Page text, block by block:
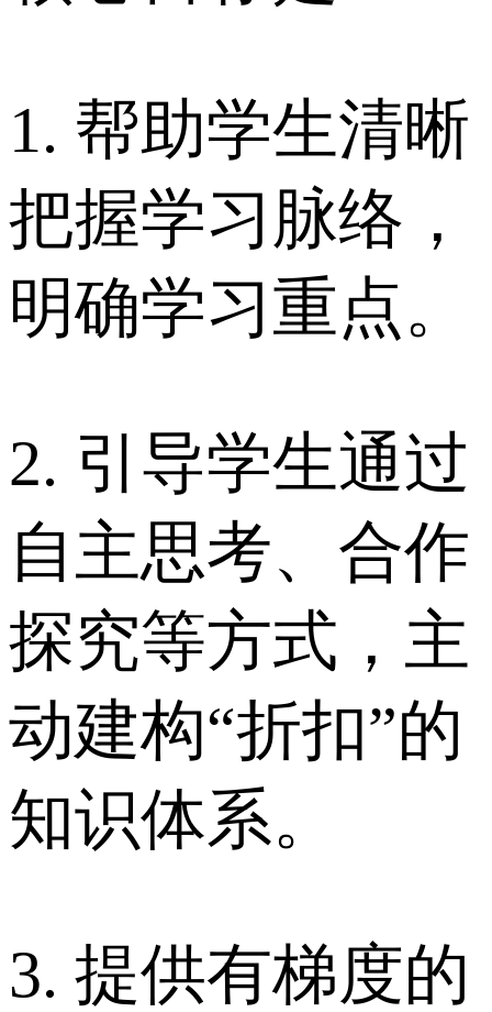
1. 帮助学生清晰
把握学习脉络，
明确学习重点。
2. 引导学生通过
自主思考、合作
探究等方式，主
动建构“折扣”的
知识体系。
3. 提供有梯度的